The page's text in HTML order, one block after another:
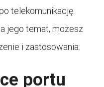
telekomunikację.
jego temat, możesz
i zastosowania.
portu